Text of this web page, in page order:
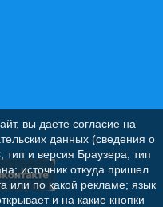
вы даете согласие на
данных (сведения о
и версия Браузера; тип
источник откуда пришел
или по какой рекламе; язык
и на какие кнопки